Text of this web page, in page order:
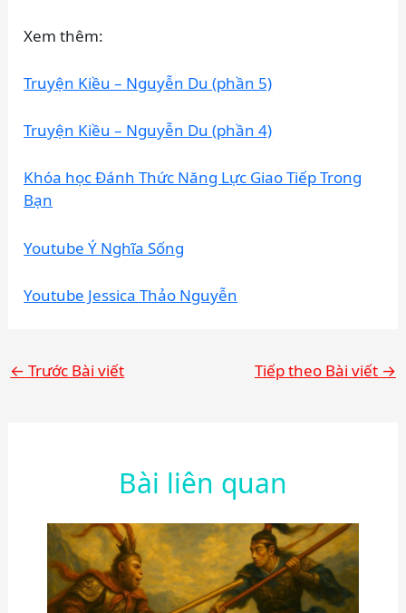
Xem thêm:
Truyện Kiều – Nguyễn Du (phần 5)
Truyện Kiều – Nguyễn Du (phần 4)
Khóa học Đánh Thức Năng Lực Giao Tiếp Trong
Bạn
Youtube Ý Nghĩa Sống
Youtube Jessica Thảo Nguyễn
← Trước Bài viết Tiếp theo Bài viết →
Bài liên quan